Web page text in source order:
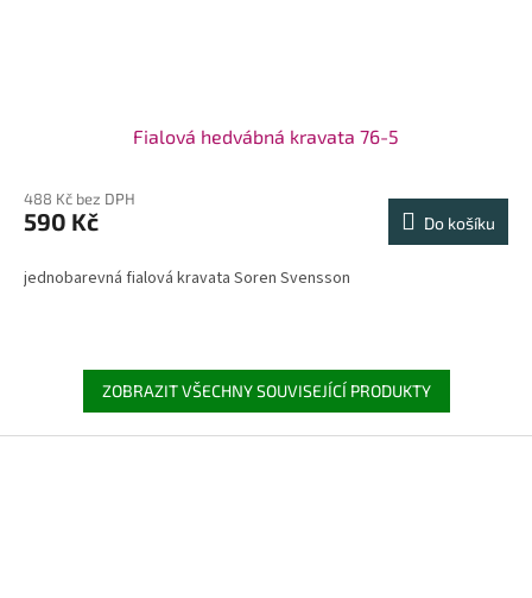
Fialová hedvábná kravata 76-5
488 Kč bez DPH
590 Kč Do košíku
jednobarevná fialová kravata Soren Svensson
ZOBRAZIT VŠECHNY SOUVISEJÍCÍ PRODUKTY